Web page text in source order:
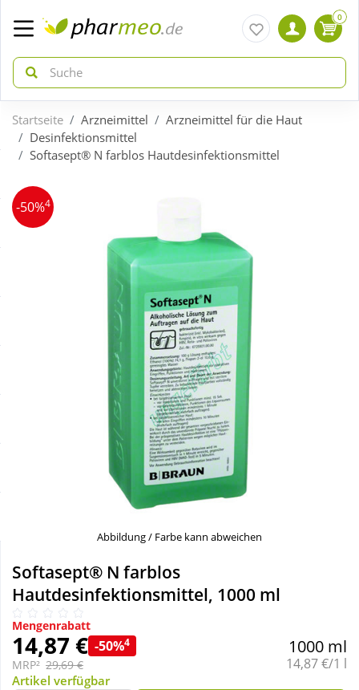
zurück
Aktuelle Coupons
zurück
Arzneimittel
Körperpflege & Kosmetik
Natur & Homöopathie
Sanitätshaus
Sport & Fitness
0
Startseite Arzneimittel
Arzneimittel für die Haut
Desinfektionsmittel
Softasept® N farblos Hautdesinfektionsmittel
-50%4
Abbildung / Farbe kann abweichen
Softasept® N farblos
Hautdesinfektionsmittel, 1000 ml
Mengenrabatt
14,87 € -50%4
MRP² 29,69 €
1000 ml
Grundpreis:
14,87 €/1 l
Artikel verfügbar